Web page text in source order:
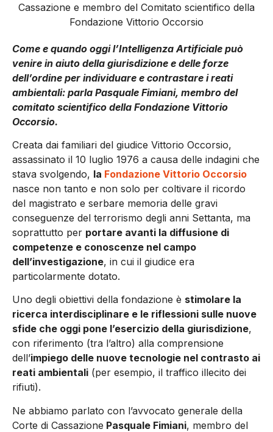
Cassazione e membro del Comitato scientifico della
Fondazione Vittorio Occorsio
Come e quando oggi l’Intelligenza Artificiale può
venire in aiuto della giurisdizione e delle forze
dell’ordine per individuare e contrastare i reati
ambientali: parla Pasquale Fimiani, membro del
comitato scientifico della Fondazione Vittorio
Occorsio.
Creata dai familiari del giudice Vittorio Occorsio,
assassinato il 10 luglio 1976 a causa delle indagini che
stava svolgendo, la Fondazione Vittorio Occor­sio
nasce non tanto e non solo per coltivare il ricordo
del magistrato e serbare memoria delle gravi
conseguenze del terrorismo degli anni Settanta, ma
soprattutto per porta­re avanti la diffusione di
competenze e cono­scenze nel campo
dell’investigazione, in cui il giudice era
particolarmente dotato.
Uno degli obiettivi della fondazione è stimolare la
ricerca interdisciplinare e le riflessioni sulle nuove
sfi­de che oggi pone l’esercizio della giurisdizione,
con riferimento (tra l’altro) alla comprensione
dell’impiego delle nuove tecnologie nel contrasto ai
reati ambientali (per esempio, il traffico illeci­to dei
rifiuti).
Ne abbiamo parlato con l’avvoca­to generale della
Corte di Cassazione Pasquale Fimiani, membro del